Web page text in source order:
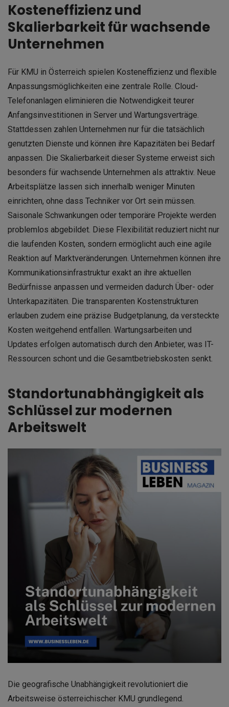
Kosteneffizienz und
Skalierbarkeit für wachsende
Unternehmen
Für KMU in Österreich spielen Kosteneffizienz und flexible
Anpassungsmöglichkeiten eine zentrale Rolle. Cloud-
Telefonanlagen eliminieren die Notwendigkeit teurer
Anfangsinvestitionen in Server und Wartungsverträge.
Stattdessen zahlen Unternehmen nur für die tatsächlich
genutzten Dienste und können ihre Kapazitäten bei Bedarf
anpassen. Die Skalierbarkeit dieser Systeme erweist sich
besonders für wachsende Unternehmen als attraktiv. Neue
Arbeitsplätze lassen sich innerhalb weniger Minuten
einrichten, ohne dass Techniker vor Ort sein müssen.
Saisonale Schwankungen oder temporäre Projekte werden
problemlos abgebildet. Diese Flexibilität reduziert nicht nur
die laufenden Kosten, sondern ermöglicht auch eine agile
Reaktion auf Marktveränderungen. Unternehmen können ihre
Kommunikationsinfrastruktur exakt an ihre aktuellen
Bedürfnisse anpassen und vermeiden dadurch Über- oder
Unterkapazitäten. Die transparenten Kostenstrukturen
erlauben zudem eine präzise Budgetplanung, da versteckte
Kosten weitgehend entfallen. Wartungsarbeiten und
Updates erfolgen automatisch durch den Anbieter, was IT-
Ressourcen schont und die Gesamtbetriebskosten senkt.
Standortunabhängigkeit als
Schlüssel zur modernen
Arbeitswelt
Die geografische Unabhängigkeit revolutioniert die
Arbeitsweise österreichischer KMU grundlegend.